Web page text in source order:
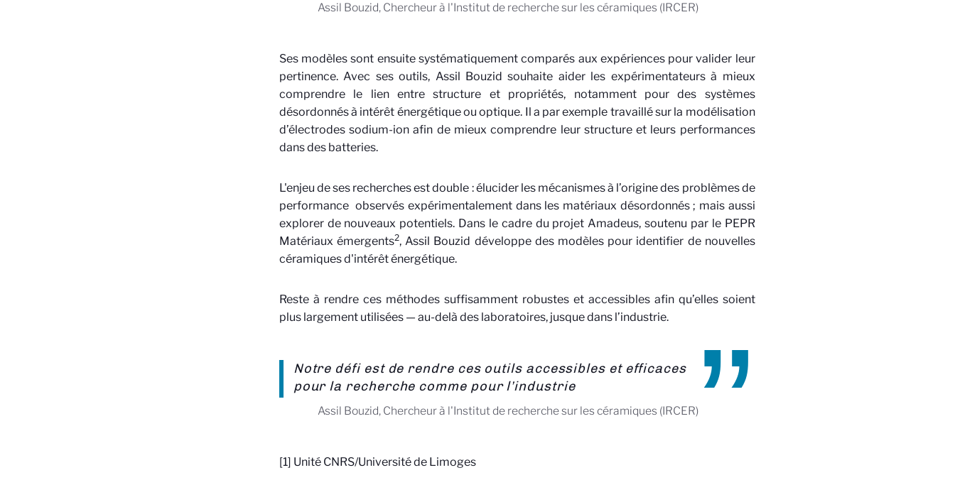
Assil Bouzid, Chercheur à l'Institut de recherche sur les céramiques (IRCER)
Ses modèles sont ensuite systématiquement comparés aux expériences pour valider leur
pertinence. Avec ses outils, Assil Bouzid souhaite aider les expérimentateurs à mieux
comprendre le lien entre structure et propriétés, notamment pour des systèmes
désordonnés à intérêt énergétique ou optique. Il a par exemple travaillé sur la modélisation
d’électrodes sodium-ion afin de mieux comprendre leur structure et leurs performances
dans des batteries.
L'enjeu de ses recherches est double : élucider les mécanismes à l’origine des problèmes de
performance observés expérimentalement dans les matériaux désordonnés ; mais aussi
explorer de nouveaux potentiels. Dans le cadre du projet Amadeus, soutenu par le PEPR
Matériaux émergents2, Assil Bouzid développe des modèles pour identifier de nouvelles
céramiques d'intérêt énergétique.
Reste à rendre ces méthodes suffisamment robustes et accessibles afin qu’elles soient
plus largement utilisées — au-delà des laboratoires, jusque dans l’industrie.
Notre défi est de rendre ces outils accessibles et efficaces
pour la recherche comme pour l’industrie
Assil Bouzid, Chercheur à l'Institut de recherche sur les céramiques (IRCER)
[1] Unité CNRS/Université de Limoges